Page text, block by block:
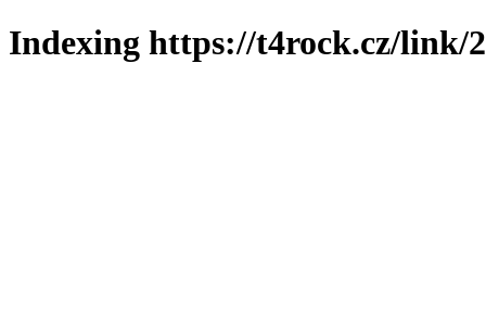
Indexing https://t4rock.cz/link/